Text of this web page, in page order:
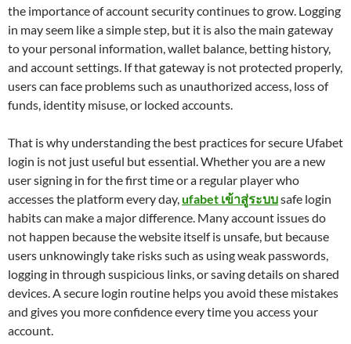
the importance of account security continues to grow. Logging
in may seem like a simple step, but it is also the main gateway
to your personal information, wallet balance, betting history,
and account settings. If that gateway is not protected properly,
users can face problems such as unauthorized access, loss of
funds, identity misuse, or locked accounts.
That is why understanding the best practices for secure Ufabet
login is not just useful but essential. Whether you are a new
user signing in for the first time or a regular player who
accesses the platform every day,ufabet เข้าสู่ระบบsafe login
habits can make a major difference. Many account issues do
not happen because the website itself is unsafe, but because
users unknowingly take risks such as using weak passwords,
logging in through suspicious links, or saving details on shared
devices. A secure login routine helps you avoid these mistakes
and gives you more confidence every time you access your
account.